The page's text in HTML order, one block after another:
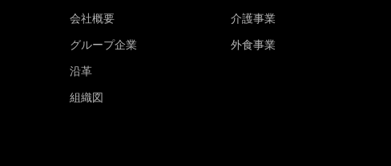
会社概要
グループ企業
沿革
組織図
介護事業
外食事業